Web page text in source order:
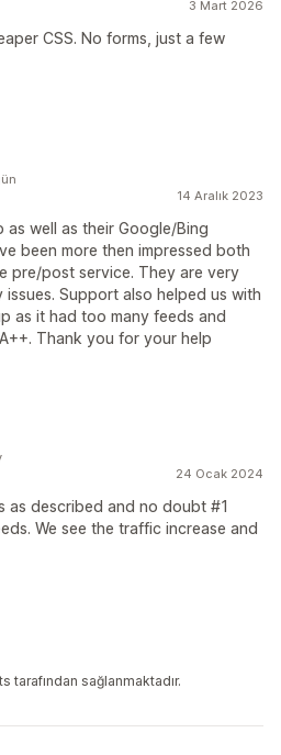
3 Mart 2026
CSS. No forms, just a few
14 Aralık 2023
well as their Google/Bing
been more then impressed both
pre/post service. They are very
Support also helped us with
as it had too many feeds and
Thank you for your help
24 Ocak 2024
as described and no doubt #1
We see the traffic increase and
sağlanmaktadır.